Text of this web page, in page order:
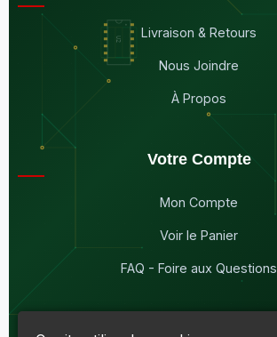
Livraison & Retours
Nous Joindre
À Propos
Votre Compte
Mon Compte
Voir le Panier
FAQ - Foire aux Questions